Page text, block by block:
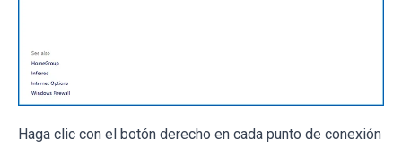
Haga clic con el botón derecho en cada punto de conexión